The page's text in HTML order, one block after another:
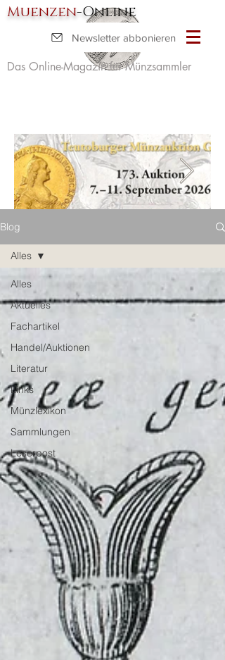
Muenzen-Online
Das Online-Magazin für Münzsammler
Newsletter abbonieren
Blog
Alles
Aktuelles
Fachartikel
Handel/Auktionen
Literatur
Links
Münzlexikon
Sammlungen
Leserpost
Alles